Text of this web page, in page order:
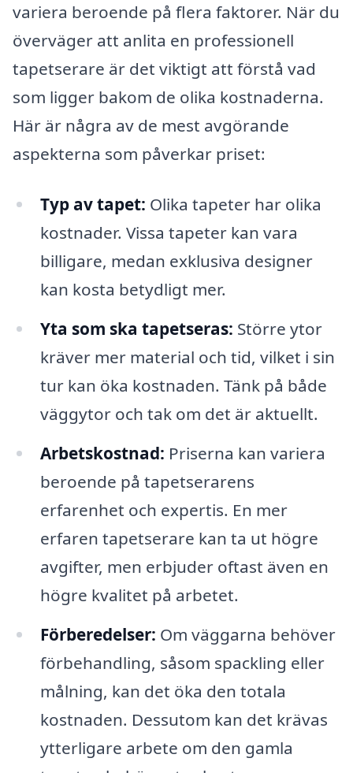
variera beroende på flera faktorer. När du
överväger att anlita en professionell
tapetserare är det viktigt att förstå vad
som ligger bakom de olika kostnaderna.
Här är några av de mest avgörande
aspekterna som påverkar priset:
Typ av tapet: Olika tapeter har olika
kostnader. Vissa tapeter kan vara
billigare, medan exklusiva designer
kan kosta betydligt mer.
Yta som ska tapetseras: Större ytor
kräver mer material och tid, vilket i sin
tur kan öka kostnaden. Tänk på både
väggytor och tak om det är aktuellt.
Arbetskostnad: Priserna kan variera
beroende på tapetserarens
erfarenhet och expertis. En mer
erfaren tapetserare kan ta ut högre
avgifter, men erbjuder oftast även en
högre kvalitet på arbetet.
Förberedelser: Om väggarna behöver
förbehandling, såsom spackling eller
målning, kan det öka den totala
kostnaden. Dessutom kan det krävas
ytterligare arbete om den gamla